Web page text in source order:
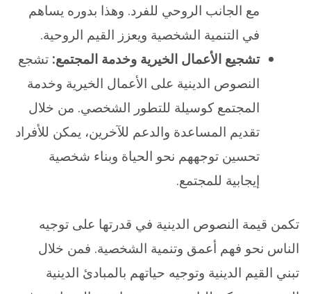
مع الجانب الروحي للفرد. وهذا بدوره يساهم
في التنمية الشخصية ويعزز القيم الروحية.
تشجيع الأعمال الخيرية وخدمة المجتمع: تشجع
النصوص الدينية على الأعمال الخيرية وخدمة
المجتمع كوسيلة للتطور الشخصي. من خلال
تقديم المساعدة والدعم للآخرين، يمكن للأفراد
تحسين توجههم نحو الحياة وبناء شخصية
إيجابية للمجتمع.
تكمن قيمة النصوص الدينية في قدرتها على توجيه
الناس نحو فهم أعمق وتنمية الشخصية. فمن خلال
تبني القيم الدينية وتوجيه حياتهم بالمبادئ الدينية